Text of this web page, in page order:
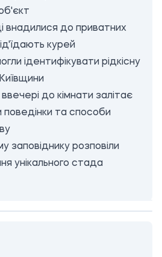
внадилися до приватних
курей
ідентифікувати рідкісну
до кімнати залітає
та способи
заповіднику розповіли
унікального стада